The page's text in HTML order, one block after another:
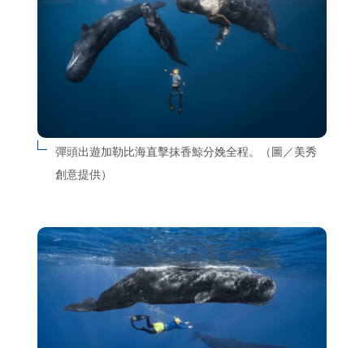
彈頭出遊加勒比海直擊抹香鯨分娩全程。（圖／美秀
創意提供）